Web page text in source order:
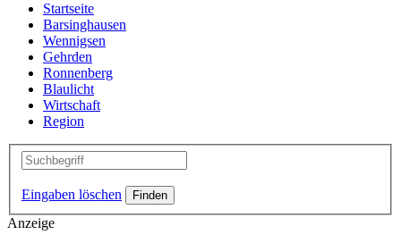
Startseite
Barsinghausen
Wennigsen
Gehrden
Ronnenberg
Blaulicht
Wirtschaft
Region
Eingaben löschen
Anzeige